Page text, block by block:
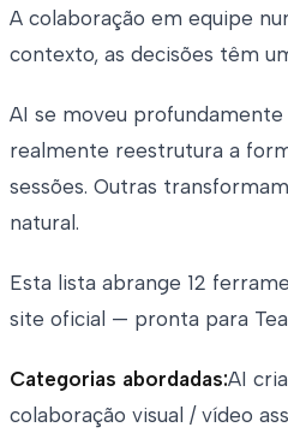
A colaboração em equipe
contexto, as decisões têm
AI se moveu
realmente reestrutura a
sessões. Outras
natural.
Esta lista abrange 12
site oficial — pronta para
Categorias abordadas:AI
colaboração visual / vídeo